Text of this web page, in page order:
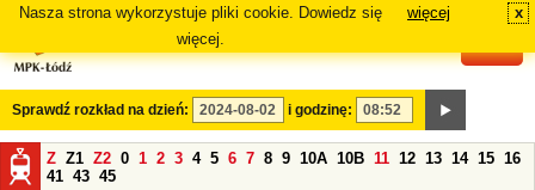
Nasza strona wykorzystuje pliki cookie. Dowiedz się
więcej.
więcej x
Sprawdź rozkład na dzień: i godzinę:
Z Z1 Z2 0 1 2 3 4 5 6 7 8 9 10A 10B 11 12 13 14 15 16
41 43 45